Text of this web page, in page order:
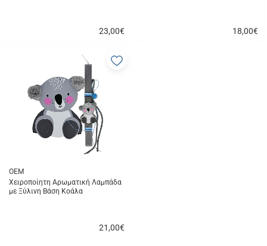
23,00€ 18,00€
OEM
Χειροποίητη Αρωματική Λαμπάδα
με Ξύλινη Βάση Κοάλα
21,00€
Προσθήκη